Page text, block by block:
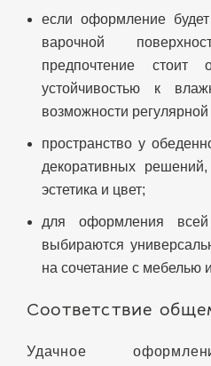
если оформление
варочной
предпочтение стоит
устойчивостью к
возможности регулярной
пространство у
декоративных
эстетика и цвет;
для оформления
выбираются
на сочетание с мебелью
Соответствие
Удачное